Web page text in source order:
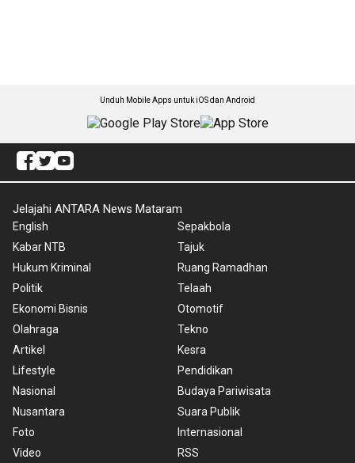
Unduh Mobile Apps untuk iOS dan Android
Jelajahi ANTARA News Mataram
English
Kabar NTB
Hukum Kriminal
Politik
Ekonomi Bisnis
Olahraga
Artikel
Lifestyle
Nasional
Nusantara
Foto
Video
Sepakbola
Tajuk
Ruang Ramadhan
Telaah
Otomotif
Tekno
Kesra
Pendidikan
Budaya Pariwisata
Suara Publik
Internasional
RSS